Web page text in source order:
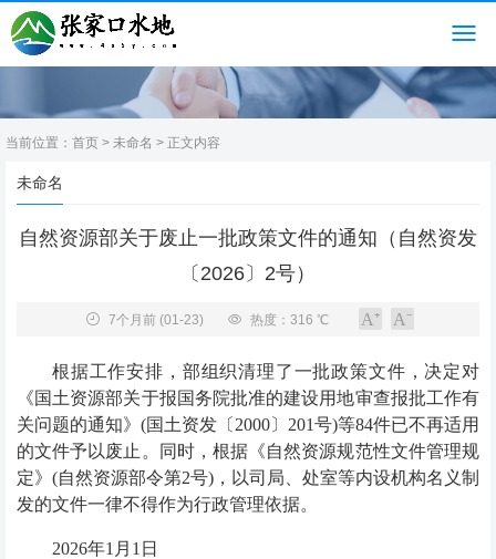
当前位置： 首页 > 未命名 > 正文内容
未命名
自然资源部关于废止一批政策文件的通知（自然资发
〔2026〕2号）
7个月前(01-23) 热度：316 ℃
根据工作安排，部组织清理了一批政策文件，决定对
《国土资源部关于报国务院批准的建设用地审查报批工作有
关问题的通知》 (国土资发〔 2000〕 201号)等84件已不再适用
的文件予以废止。同时，根据《自然资源规范性文件管理规
定》 (自然资源部令第2号) ，以司局、处室等内设机构名义制
发的文件一律不得作为行政管理依据。
2026年1 月 1 日